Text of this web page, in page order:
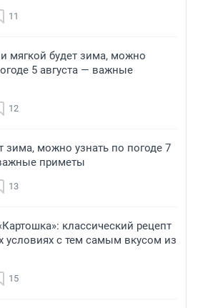
11
мягкой будет зима, можно
5 августа — важные
12
зима, можно узнать по погоде 7
приметы
13
классический рецепт
условиях с тем самым вкусом из
15